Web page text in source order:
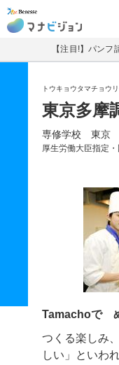
マナビ
【注目!】パン
トウキョウタマチョウ
東京多摩
専修学校 東京
厚生労働大臣指定
Tamachoで
つくる楽しみ
しい」といわ